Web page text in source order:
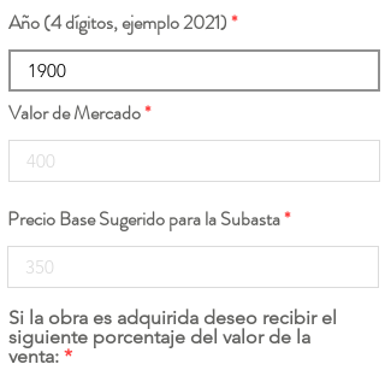
Año (4 dígitos, ejemplo 2021)
Valor de Mercado
Precio Base Sugerido para la Subasta
Si la obra es adquirida deseo recibir el
siguiente porcentaje del valor de la
venta: